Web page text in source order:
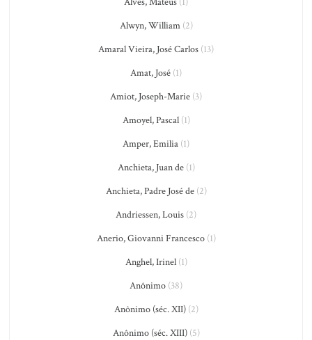
Alwyn, William(2)
Amaral Vieira, José Carlos (13)
Amat, José (1)
Amiot, Joseph-Marie (3)
Amoyel, Pascal(1)
Amper, Emilia (1)
Anchieta, Juan de(1)
Anchieta, Padre José de(2)
Andriessen, Louis (2)
Anerio, Giovanni Francesco(1)
Anghel, Irinel(1)
Anônimo (38)
Anônimo (séc. XII)(2)
Anônimo (séc. XIII)(5)